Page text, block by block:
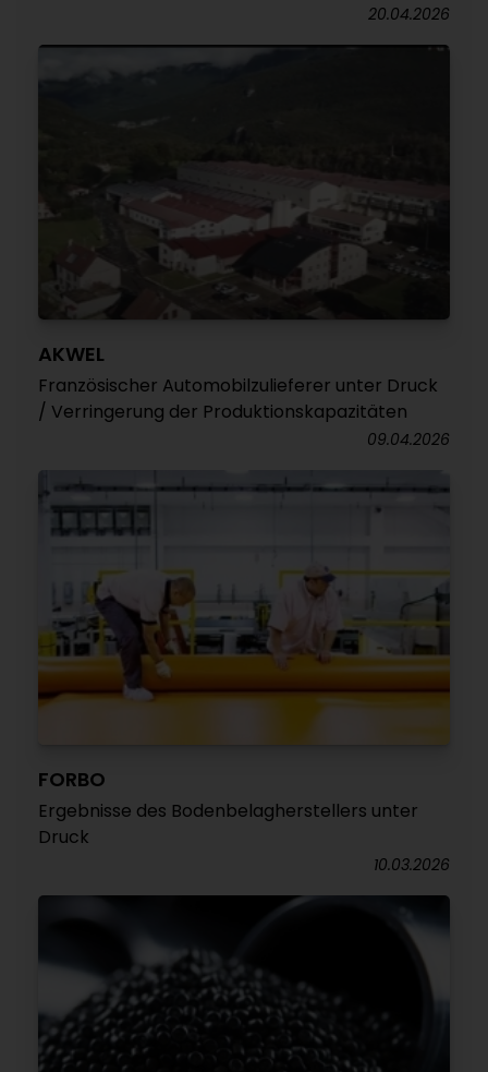
20.04.2026
AKWEL
Französischer Automobilzulieferer unter Druck
/ Verringerung der Produktionskapazitäten
09.04.2026
FORBO
Ergebnisse des Bodenbelagherstellers unter
Druck
10.03.2026